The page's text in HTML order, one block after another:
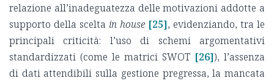
relazione all’inadeguatezza delle motivazioni addotte a
supporto della scelta in house [25], evidenziando, tra le
principali criticità: l’uso di schemi argomentativi
standardizzati (come le matrici SWOT [26]), l’assenza
di dati attendibili sulla gestione pregressa, la mancata